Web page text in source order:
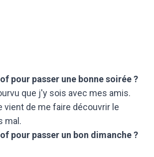
pour passer une bonne soirée ?
que j'y sois avec mes amis.
vient de me faire découvrir le
mal.
pour passer un bon dimanche ?